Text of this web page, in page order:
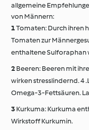
allgemeine
von Männern:
Tomaten: Durch ihren
Tomaten zur
enthaltene Sulforaphan
Beeren: Beeren mit
wirken stresslindernd. 4
Omega-3-Fettsäuren.
Kurkuma: Kurkuma
Wirkstoff Kurkumin.